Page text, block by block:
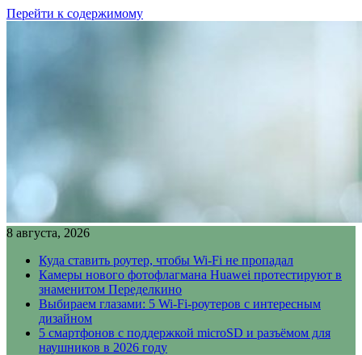
Перейти к содержимому
8 августа, 2026
Куда ставить роутер, чтобы Wi-Fi не пропадал
Камеры нового фотофлагмана Huawei протестируют в
знаменитом Переделкино
Выбираем глазами: 5 Wi-Fi-роутеров с интересным
дизайном
5 смартфонов с поддержкой microSD и разъёмом для
наушников в 2026 году